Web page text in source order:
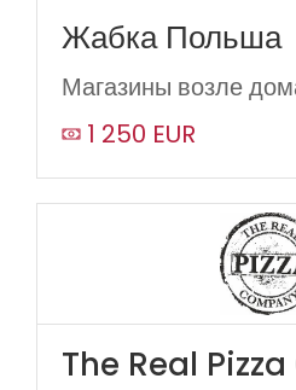
Жабка Польша
Магазины возле
1 250 EUR
The Real